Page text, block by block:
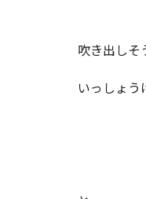
吹き出しそ
いっしょう